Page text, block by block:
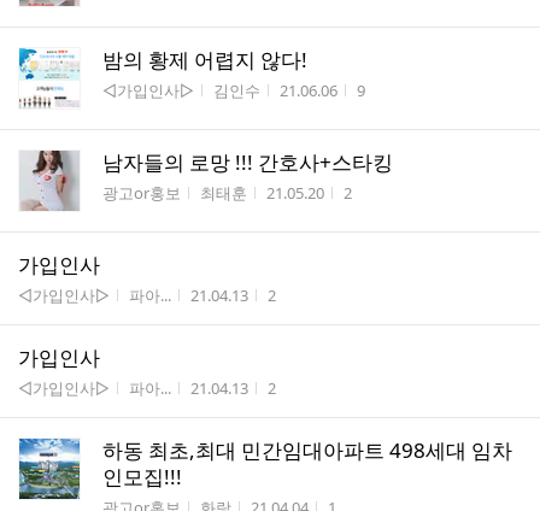
밤의 황제 어렵지 않다!
게시판명
◁가입인사▷ 작성자
김인수 작성시간
21.06.06 조회수
9
남자들의 로망 !!! 간호사+스타킹
게시판명
광고or홍보 작성자
최태훈 작성시간
21.05.20 조회수
2
가입인사
게시판명
◁가입인사▷ 작성자
파아... 작성시간
21.04.13 조회수
2
가입인사
게시판명
◁가입인사▷ 작성자
파아... 작성시간
21.04.13 조회수
2
하동 최초,최대 민간임대아파트 498세대 임차
인모집!!!
게시판명 작성자 작성시간 조회수